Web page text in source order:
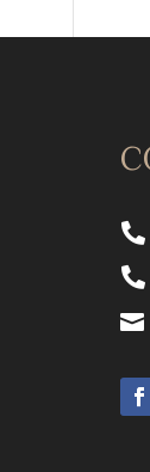


